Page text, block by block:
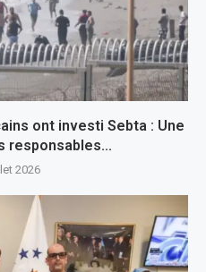
ont investi Sebta : Une
responsables...
2026